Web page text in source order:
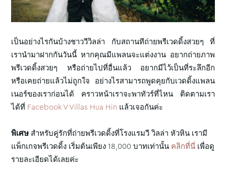
เป็นอย่างไรกันบ้างชาววีวิลล่า กับสถานทีถ่ายพรีเวดดิ้งสวยๆ ที่
เรานำมาฝากกันวันนี้ หากคุณมีแพลนจะแต่งงาน อยากถ่ายภาพ
พรีเวดดิ้งสวยๆ หรือถ่ายไปที่อื่นแล้ว อยากมีไว้เป็นที่ระลึกอีก
หรือเคยถ่ายแล้วไม่ถูกใจ อย่างไรสามารถพูดคุยกับเวดดิ้งแพลน
เนอร์ของเราก่อนได้ คราวหน้าเราจะพาทัวร์ที่ไหน ติดตามเรา
ได้ที่ Facebook V Villas Hua Hin แล้วเจอกันค่ะ
พิเศษ สำหรับคู่รักที่ถ่ายพรีเวดดิ้งที่โรงแรมวี วิลล่า หัวหิน เรามี
แพ็กเกจพรีเวดดิ้ง เริ่มต้นเพียง 18,000 บาทเท่านั้น คลิกที่นี่ เพื่อดู
รายละเอียดได้เลยค่ะ